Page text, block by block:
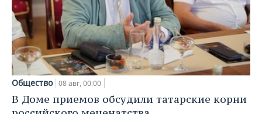
Общество 08 авг, 00:00
В Доме приемов обсудили татарские корни